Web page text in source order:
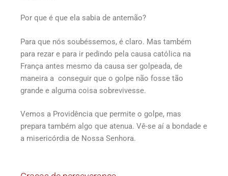
Por que é que ela sabia de antemão?
Para que nós soubéssemos, é claro. Mas também
para rezar e para ir pedindo pela causa católica na
França antes mesmo da causa ser golpeada, de
maneira a conseguir que o golpe não fosse tão
grande e alguma coisa sobrevivesse.
Vemos a Providência que permite o golpe, mas
prepara também algo que atenua. Vê-se aí a bondade e
a misericórdia de Nossa Senhora.